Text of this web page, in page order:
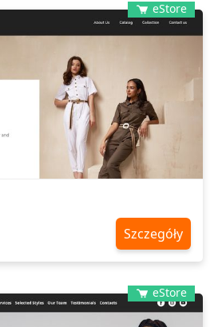
eStore
Szczegóły
eStore